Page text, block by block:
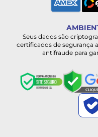
Seus dados são
certificados de segurança
antifraude para